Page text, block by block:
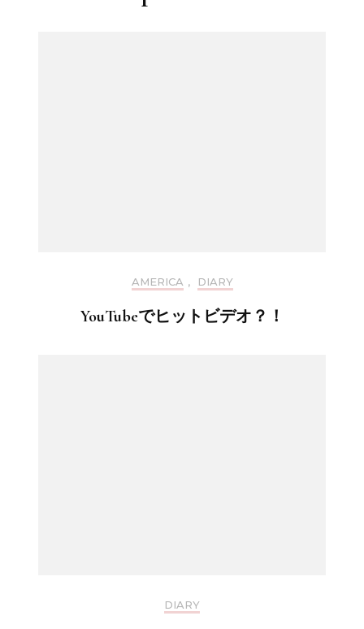
AMERICA , DIARY
YouTubeでヒットビデオ？！
DIARY